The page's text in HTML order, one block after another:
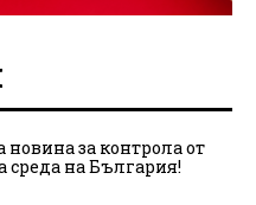
за контрола от
среда на България!